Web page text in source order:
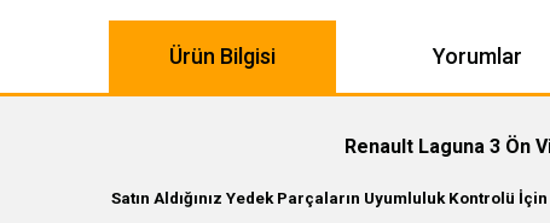
Ürün Bilgisi Yorumlar
Renault Laguna 3 Ön
Satın Aldığınız Yedek Parçaların Uyumluluk Kontrolü